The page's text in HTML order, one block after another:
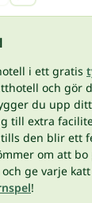
i ett gratis
och gör
du upp
till extra
den blir ett
om att bo
ge varje
!